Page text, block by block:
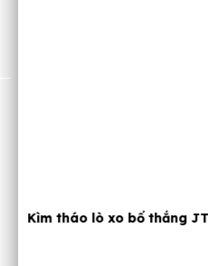
Cây nạy tăng chỉnh